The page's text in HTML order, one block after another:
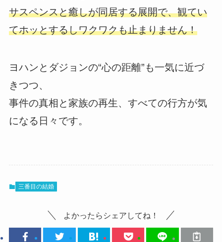
サスペンスと癒しが同居する展開で、観てい
てホッとするしワクワクも止まりません！
ヨハンとダジョンの“心の距離”も一気に近づ
きつつ、
事件の真相と家族の再生、すべての行方が気
になる日々です。
三番目の結婚
よかったらシェアしてね！